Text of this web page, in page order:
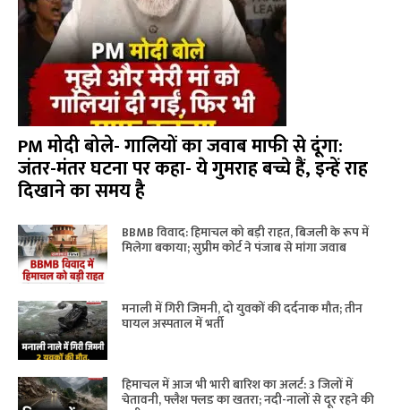
PM मोदी बोले- गालियों का जवाब माफी से दूंगा:
जंतर-मंतर घटना पर कहा- ये गुमराह बच्चे हैं, इन्हें राह
दिखाने का समय है
BBMB विवाद: हिमाचल को बड़ी राहत, बिजली के रूप में
मिलेगा बकाया; सुप्रीम कोर्ट ने पंजाब से मांगा जवाब
मनाली में गिरी जिमनी, दो युवकों की दर्दनाक मौत; तीन
घायल अस्पताल में भर्ती
हिमाचल में आज भी भारी बारिश का अलर्ट: 3 जिलों में
चेतावनी, फ्लैश फ्लड का खतरा; नदी-नालों से दूर रहने की